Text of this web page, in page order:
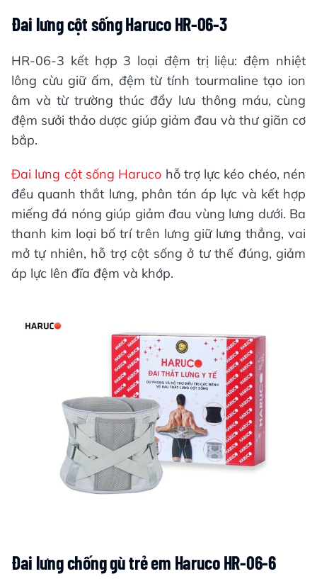
Đai lưng cột sống Haruco HR-06-3
HR-06-3 kết hợp 3 loại đệm trị liệu: đệm nhiệt
lông cừu giữ ấm, đệm từ tính tourmaline tạo ion
âm và từ trường thúc đẩy lưu thông máu, cùng
đệm sưởi thảo dược giúp giảm đau và thư giãn cơ
bắp.
Đai lưng cột sống Haruco hỗ trợ lực kéo chéo, nén
đều quanh thắt lưng, phân tán áp lực và kết hợp
miếng đá nóng giúp giảm đau vùng lưng dưới. Ba
thanh kim loại bố trí trên lưng giữ lưng thẳng, vai
mở tự nhiên, hỗ trợ cột sống ở tư thế đúng, giảm
áp lực lên đĩa đệm và khớp.
Đai lưng chống gù trẻ em Haruco HR-06-6